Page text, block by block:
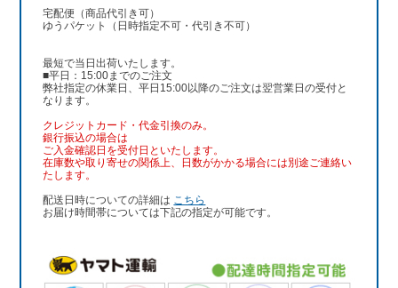
宅配便（商品代引き可）
ゆうパケット（日時指定不可・代引き不可）
最短で当日出荷いたします。
■平日：15:00までのご注文
弊社指定の休業日、平日15:00以降のご注文は翌営業日の受付と
なります。
クレジットカード・代金引換のみ。
銀行振込の場合は
ご入金確認日を受付日といたします。
在庫数や取り寄せの関係上、日数がかかる場合には別途ご連絡い
たします。
配送日時についての詳細は こちら
お届け時間帯については下記の指定が可能です。